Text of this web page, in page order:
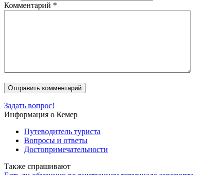
Комментарий *
Задать вопрос!
Информация о Кемер
Путеводитель туриста
Вопросы и ответы
Достопримечательности
Также спрашивают